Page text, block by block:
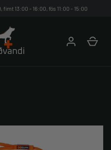
13:00 - 16:00, fös 11:00 - 15:00